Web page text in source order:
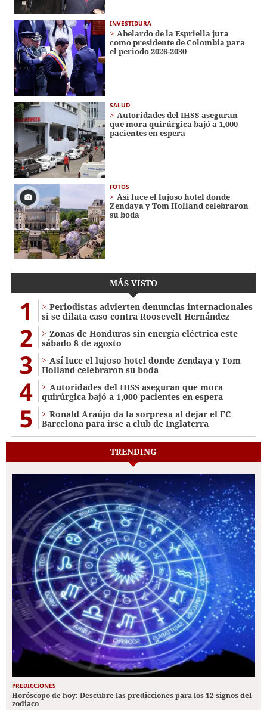
INVESTIDURA
Abelardo de la Espriella jura
como presidente de Colombia para
el periodo 2026-2030
SALUD
Autoridades del IHSS aseguran
que mora quirúrgica bajó a 1,000
pacientes en espera
FOTOS
Así luce el lujoso hotel donde
Zendaya y Tom Holland celebraron
su boda
MÁS VISTO
1
Periodistas advierten denuncias internacionales
si se dilata caso contra Roosevelt Hernández
2
Zonas de Honduras sin energía eléctrica este
sábado 8 de agosto
3
Así luce el lujoso hotel donde Zendaya y Tom
Holland celebraron su boda
4
Autoridades del IHSS aseguran que mora
quirúrgica bajó a 1,000 pacientes en espera
5
Ronald Araújo da la sorpresa al dejar el FC
Barcelona para irse a club de Inglaterra
TRENDING
PREDICCIONES
Horóscopo de hoy: Descubre las predicciones para los 12 signos del
zodiaco